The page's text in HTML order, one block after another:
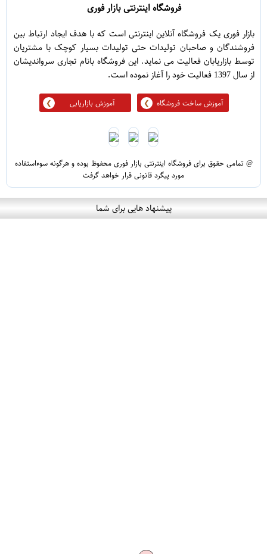
فروشگاه اینترنتی بازار فوری
بازار فوری یک فروشگاه آنلاین اینترنتی است که با هدف ایجاد ارتباط بین
فروشندگان و صاحبان تولیدات حتی تولیدات بسیار کوچک با مشتریان
توسط بازاریابان فعالیت می نماید. این فروشگاه بانام تجاری سرواندیشان
از سال 1397 فعالیت خود را آغاز نموده است.
آموزش ساخت فروشگاه آموزش بازاریابی
@ تمامی حقوق برای فروشگاه اینترنتی بازار فوری محفوظ بوده و هرگونه سوءاستفاده
مورد پیگرد قانونی قرار خواهد گرفت
پیشنهاد هایی برای شما